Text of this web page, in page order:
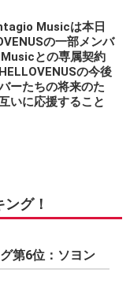
Musicは本日
の一部メンバ
との専属契約
の今後
ーたちの将来のた
いに応援すること
グ！
第6位：ソヨン